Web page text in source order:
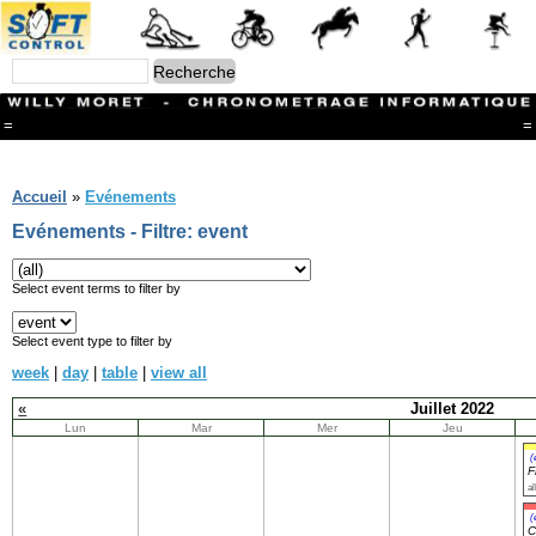
= =
Branches
CONTACT
Ski ALPIN
Triathlon
Ski Nordique
Courses à pieds
Athlétisme
Slalom In-Line
Caisse à savon
Coupe "Journal La Gruyère"
Accueil » Evénements
Evénements - Filtre: event
Select event terms to filter by
Select event type to filter by
week | day | table | view all
«
Juillet 2022
Lun Mar Mer Jeu